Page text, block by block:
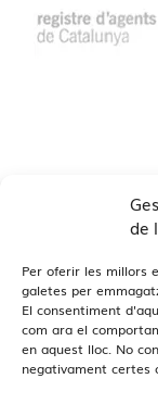
de
Per oferir les millors
galetes per
El consentiment
com ara el
en aquest lloc. No
negativament certes
Estamos